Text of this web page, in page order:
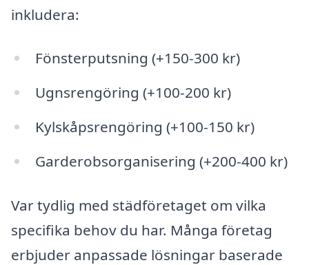
inkludera:
Fönsterputsning (+150-300 kr)
Ugnsrengöring (+100-200 kr)
Kylskåpsrengöring (+100-150 kr)
Garderobsorganisering (+200-400 kr)
Var tydlig med städföretaget om vilka
specifika behov du har. Många företag
erbjuder anpassade lösningar baserade